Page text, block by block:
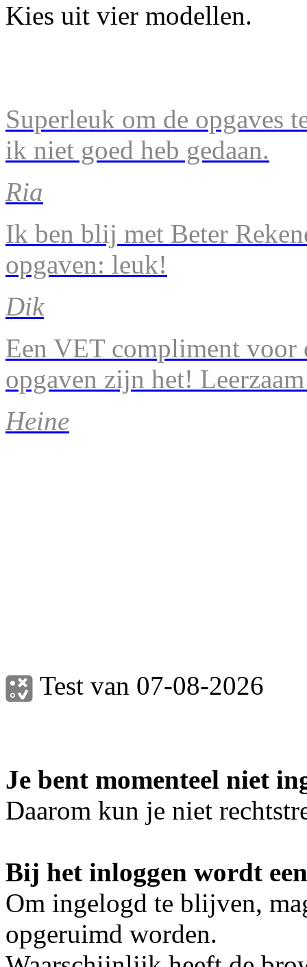
Kies uit vier modellen.
Superleuk om de opgaves
ik niet goed heb gedaan.
Ria
Ik ben blij met Beter
opgaven: leuk!
Dik
Een VET compliment voor
opgaven zijn het!
Heine
Test van 07-08-2026
Je bent momenteel niet
Daarom kun je niet
Bij het inloggen wordt
Om ingelogd te blijven,
opgeruimd worden.